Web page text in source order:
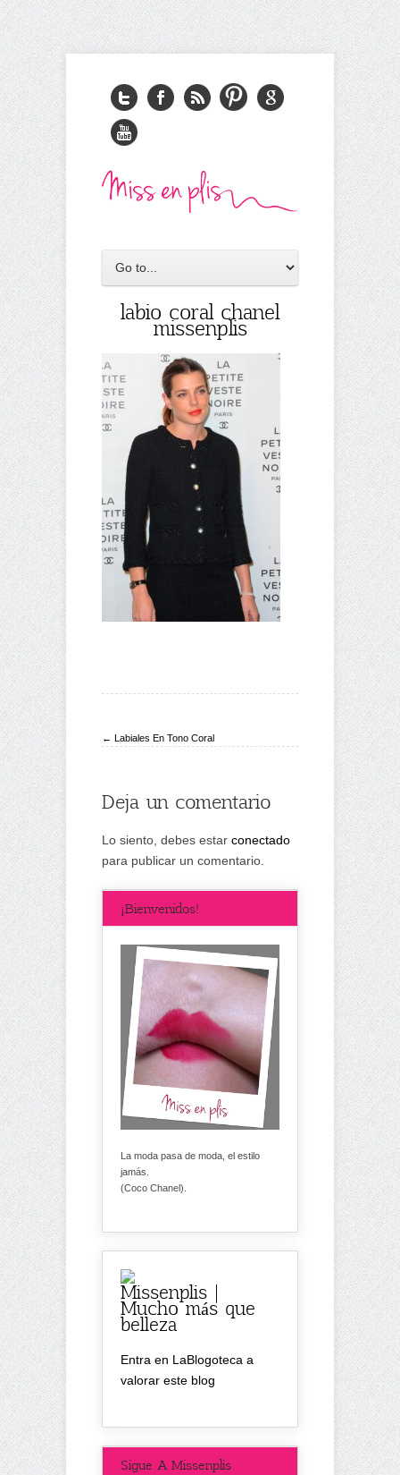
labio coral chanel
missenplis
← Labiales En Tono Coral
Deja un comentario
Lo siento, debes estar conectado
para publicar un comentario.
¡Bienvenidos!
La moda pasa de moda, el estilo
jamás.
(Coco Chanel).
Missenplis |
Mucho más que
belleza
Entra en LaBlogoteca a
valorar este blog
Sigue A Missenplis